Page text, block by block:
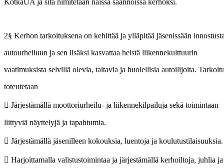
2§ Kerhon tarkoituksena on kehittää ja ylläpitää jäsenissään
autourheiluun ja sen lisäksi kasvattaa heistä liikennekulttuurin
vaatimuksista selvillä olevia, taitavia ja huolellisia autoilijoita.
toteutetaan
 Järjestämällä moottoriurheilu- ja liikennekilpailuja sekä toimintaan
liittyviä näyttelyjä ja tapahtumia.
 Järjestämällä jäsenilleen kokouksia, luentoja ja
 Harjoittamalla valistustoimintaa ja järjestämällä kerhoiltoja, juhlia